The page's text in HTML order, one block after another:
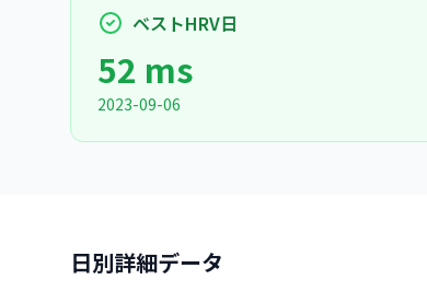
ベストHRV日
52 ms
2023-09-06
日別詳細データ